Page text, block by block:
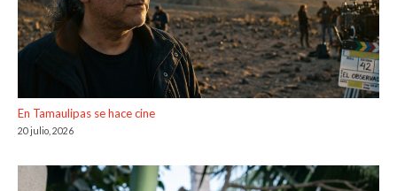
En Tamaulipas se hace cine
20 julio, 2026